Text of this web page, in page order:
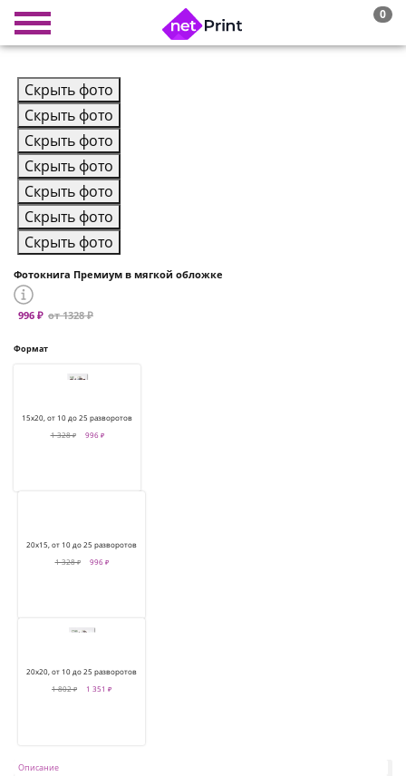
0
Скрыть фото
Скрыть фото
Скрыть фото
Скрыть фото
Скрыть фото
Скрыть фото
Скрыть фото
Фотокнига Премиум в мягкой обложке
996 ₽ от 1328 ₽
Формат
15х20, от 10 до 25 разворотов
1 328 ₽
996 ₽
20х15, от 10 до 25 разворотов
1 328 ₽
996 ₽
20х20, от 10 до 25 разворотов
1 802 ₽
1 351 ₽
Описание